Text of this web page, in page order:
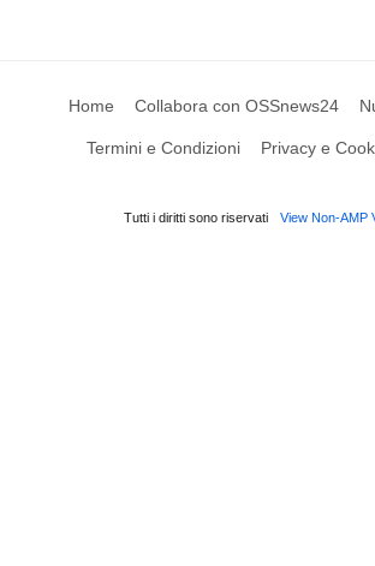
Home Collabora con OSSnews24
Termini e Condizioni Privacy e
Tutti i diritti sono riservati View Non-AMP